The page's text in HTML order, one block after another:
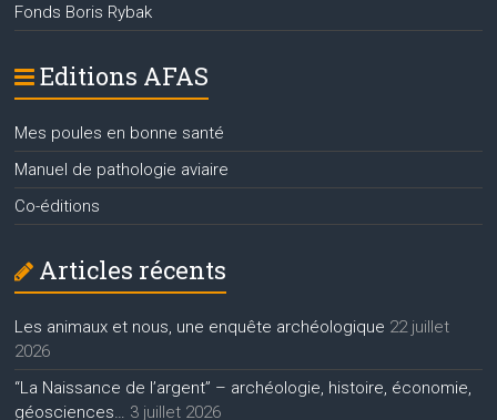
Fonds Boris Rybak
Editions AFAS
Mes poules en bonne santé
Manuel de pathologie aviaire
Co-éditions
Articles récents
Les animaux et nous, une enquête archéologique 22 juillet
2026
“La Naissance de l’argent” – archéologie, histoire, économie,
géosciences…
3 juillet 2026